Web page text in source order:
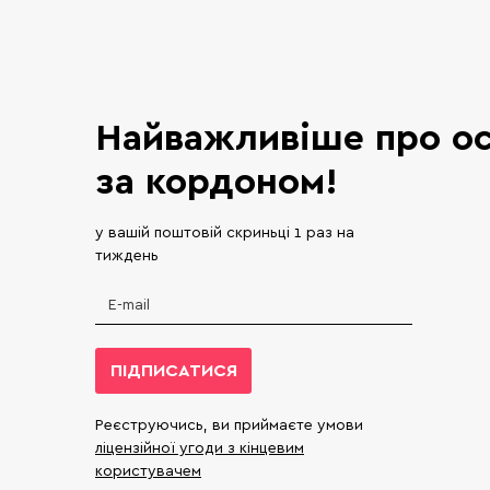
Найважливіше про
за кордоном!
у вашій поштовій скриньці 1 раз на
тиждень
ПІДПИСАТИСЯ
Реєструючись, ви приймаєте умови
ліцензійної угоди з кінцевим
користувачем